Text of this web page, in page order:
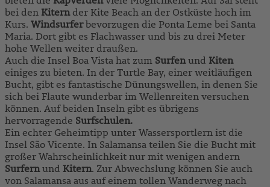
bei den Kiternder Kite Beach an der Ostküste hoch im
Kurs. Windsurferbevorzugen die Ponta Leme bei Santa
Maria. Dort gibt es Flachwasser und bis zu drei Meter
hohe Wellen weiter draußen.
Auch die Insel Boa Vista hat zum Surfenund Kiten
einiges zu bieten. In der Turtle Bay, einer weitläufigen
Bucht, gibt es fantastische Dünungswellen, in denen Sie
sich bei Flaute wunderbar im Wellenreiten versuchen
können. Auf beiden Inseln gibt es übrigens
hervorragende Surfschulen.
Ein echter Geheimtipp unter Wassersportlern ist die
Insel São Vicente. In Salamansa teilen Sie die Bucht mit
großer Wahrscheinlichkeit nur mit wenigen andern
Surfernund Kitern. Zur Abwechslung können Sie auch
von Salamansa aus auf einem tollen Wanderweg nach